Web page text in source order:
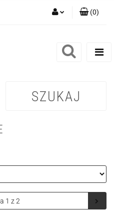
Zarejestruj się
(0)
SZUKAJ